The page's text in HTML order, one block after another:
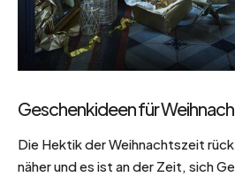
Geschenkideen für
Die Hektik der Weihnachtszeit
näher und es ist an der Zeit, sich